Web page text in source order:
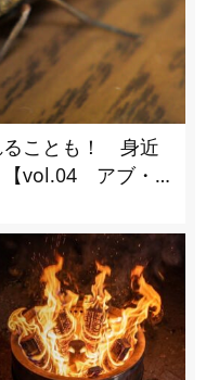
ることも！ 身近
【vol.04 アブ・ブ